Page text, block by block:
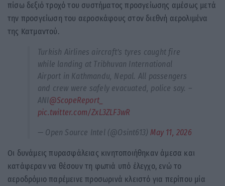
πίσω δεξιό τροχό του συστήματος προσγείωσης αμέσως μετά
την προσγείωση του αεροσκάφους στον διεθνή αερολιμένα
της Κατμαντού.
Turkish Airlines aircraft’s tyres caught fire
while landing at Tribhuvan International
Airport in Kathmandu, Nepal. All passengers
and crew were safely evacuated, police say. –
ANI@ScopeReport_
pic.twitter.com/ZxL3ZLF3wR
— Open Source Intel (@Osint613)May 11, 2026
Οι δυνάμεις πυρασφάλειας κινητοποιήθηκαν άμεσα και
κατάφεραν να θέσουν τη φωτιά υπό έλεγχο, ενώ το
αεροδρόμιο παρέμεινε προσωρινά κλειστό για περίπου μία